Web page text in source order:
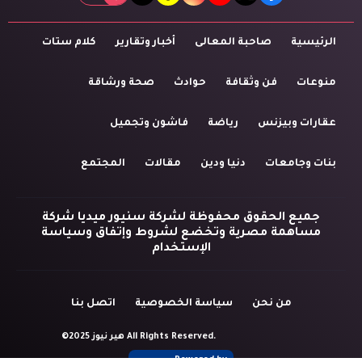
الرئيسية صاحبة المعالى أخبار وتقارير كلام ستات
منوعات فن وثقافة حوادث صحة ورشاقة
عقارات وبيزنس رياضة فاشون وتجميل
بنات وجامعات دنيا ودين مقالات المجتمع
جميع الحقوق محفوظة لشركة سنيور ميديا شركة
مساهمة مصرية وتخضع لشروط وإتفاق وسياسة
الإستخدام
من نحن سياسة الخصوصية اتصل بنا
©2025 هير نيوز All Rights Reserved.